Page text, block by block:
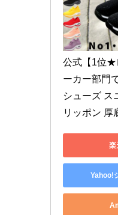
公式【1位★
ーカー部門
シューズ ス
リッポン 厚
楽
Yahoo!